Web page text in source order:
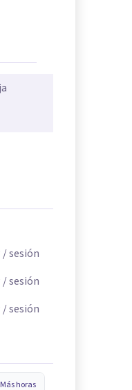
/ sesión
/ sesión
/ sesión
Más horas